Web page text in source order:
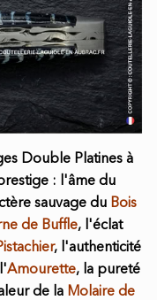
Double Platines à
: l'âme du
sauvage du Bois
de Buffle, l'éclat
, l'authenticité
Amourette, la pureté
de la Molaire de